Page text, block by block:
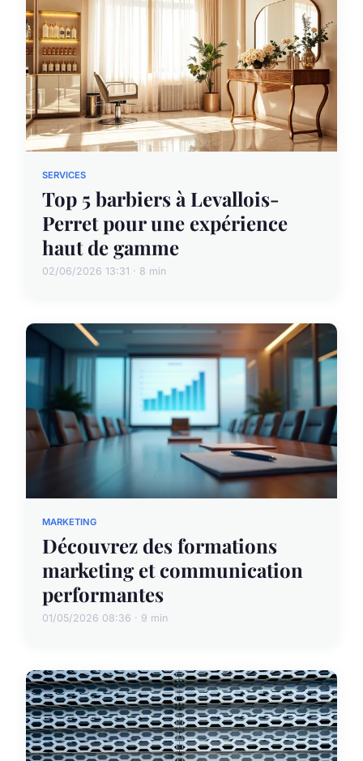
SERVICES
Top 5 barbiers à Levallois-
Perret pour une expérience
haut de gamme
02/06/2026 13:31 · 8 min
MARKETING
Découvrez des formations
marketing et communication
performantes
01/05/2026 08:36 · 9 min